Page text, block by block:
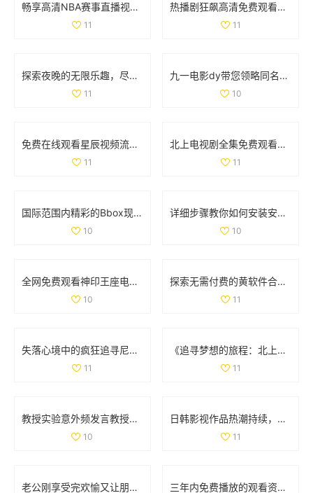
畅享高清NBA赛事直播视频资源随时免费观看的全方位指南
11
热播剧狂飙高清免费观看，尽享剧情与画面双重盛宴
11
探索夜晚的无限乐趣，尽享深夜狂欢的激情与快乐
11
九一电影dy带您领略同名作品的全新视角与精彩故事
10
免费在线观看星辰视频流媒体平台的精彩内容与影视作品
11
北上电视剧全集免费观看，尽享1到40集精彩剧情与角色魅力
11
国际范围内精彩的Bbox现场音乐表演大揭秘，感受独特魅力
10
详细步骤教你如何安装安卓手机系统九个一版完美升级
10
全网免费观看神印王座电视剧全集精彩内容解析与观看攻略
10
探索无需付费的黄软件合集，畅享多样化内容的便捷体验
11
失落心境中的疯狂追寻尼姑的秘密与爱情之旅
11
《追寻梦想的旅程：北上剧集带你探索人生的选择与挑战》
11
教授实验意外频发言教授要撞坏了引发众人关注
10
日韩影视作品热潮持续，探索多样化的观影新体验
11
老公刚享受完欢愉又让朋友参与其中的奇特故事 三年内免费播放的观看资源推荐与分享，尽享无限乐趣